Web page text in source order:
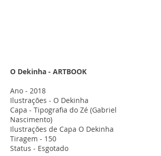
O Dekinha - ARTBOOK
Ano - 2018
Ilustrações - O Dekinha
Capa - Tipografia do Zé (Gabriel
Nascimento)
Ilustrações de Capa O Dekinha
Tiragem - 150
Status - Esgotado